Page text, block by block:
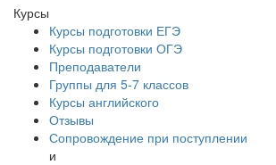
Курсы
Курсы подготовки ЕГЭ
Курсы подготовки ОГЭ
Преподаватели
Группы для 5-7 классов
Курсы английского
Отзывы
Сопровождение при поступлении
и